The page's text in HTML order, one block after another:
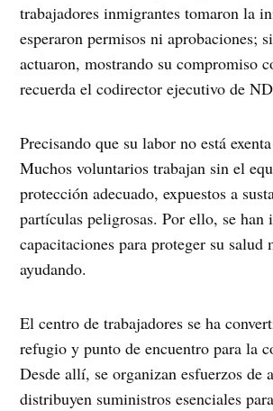
trabajadores inmigrantes tomaron la
esperaron permisos ni aprobaciones;
actuaron, mostrando su compromiso
recuerda el codirector ejecutivo de
Precisando que su labor no está
Muchos voluntarios trabajan sin el
protección adecuado, expuestos a
partículas peligrosas. Por ello, se han
capacitaciones para proteger su salud
ayudando.
El centro de trabajadores se ha
refugio y punto de encuentro para la
Desde allí, se organizan esfuerzos de
distribuyen suministros esenciales